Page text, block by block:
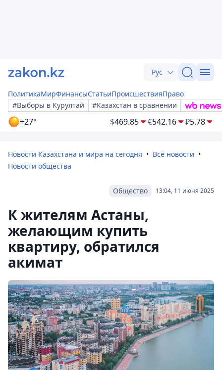
Рус
ПолитикаМирФинансыСтатьиПроисшествияПраво
#Выборы в Курултай
#Казахстан в сравнении
+27° $469.85 €542.16 ₽5.78
Новости Казахстана и мира на сегодня
Все новости
Новости общества
13:04, 11 июня 2025
Общество
К жителям Астаны,
желающим купить
квартиру, обратился
акимат